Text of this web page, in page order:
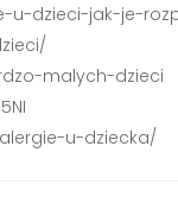
dzieci-jak-je-
malych-dzieci
u-dziecka/